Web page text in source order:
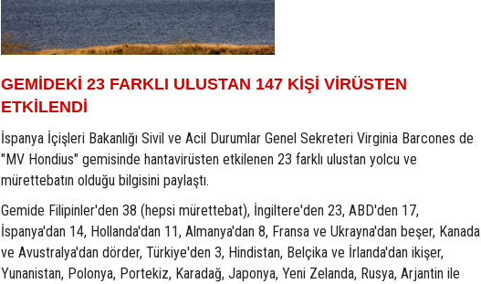
GEMİDEKİ 23 FARKLI ULUSTAN 147 KİŞİ VİRÜSTEN
ETKİLENDİ
İspanya İçişleri Bakanlığı Sivil ve Acil Durumlar Genel Sekreteri Virginia Barcones de
"MV Hondius" gemisinde hantavirüsten etkilenen 23 farklı ulustan yolcu ve
mürettebatın olduğu bilgisini paylaştı.
Gemide Filipinler'den 38 (hepsi mürettebat), İngiltere'den 23, ABD'den 17,
İspanya'dan 14, Hollanda'dan 11, Almanya'dan 8, Fransa ve Ukrayna'dan beşer, Kanada
ve Avustralya'dan dörder, Türkiye'den 3, Hindistan, Belçika ve İrlanda'dan ikişer,
Yunanistan, Polonya, Portekiz, Karadağ, Japonya, Yeni Zelanda, Rusya, Arjantin ile